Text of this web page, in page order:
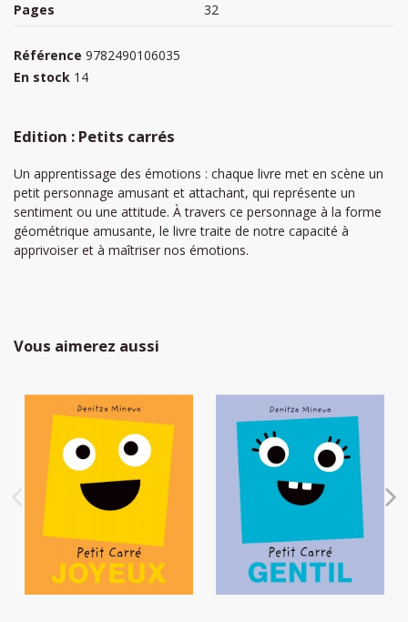
Pages
32
Référence 9782490106035
En stock 14
Edition : Petits carrés
Un apprentissage des émotions : chaque livre met en scène un
petit personnage amusant et attachant, qui représente un
sentiment ou une attitude. À travers ce personnage à la forme
géométrique amusante, le livre traite de notre capacité à
apprivoiser et à maîtriser nos émotions.
Vous aimerez aussi
Petit Carré Joyeux
5,90 €
Petit Carré Gentil
5,90 €